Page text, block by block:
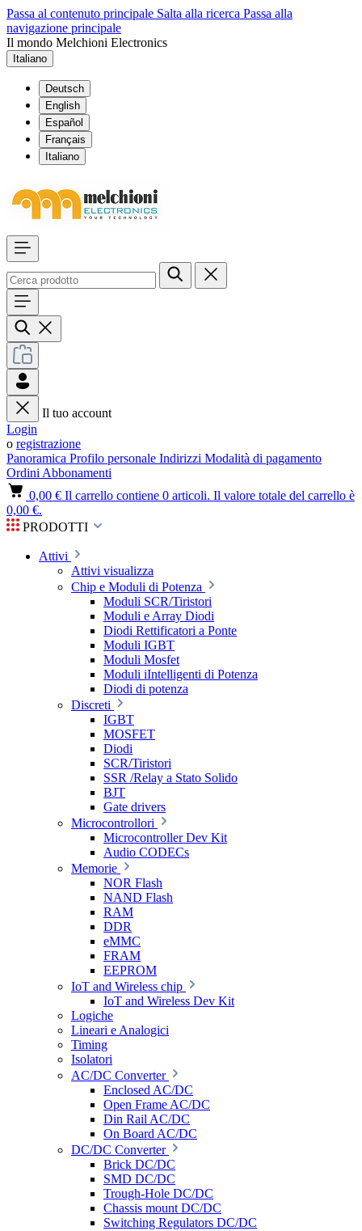
Passa al contenuto principale Salta alla ricerca Passa alla
navigazione principale
Il mondo Melchioni Electronics
Italiano
Deutsch
English
Español
Français
Italiano
Il tuo account
Login
o registrazione
Panoramica Profilo personale Indirizzi Modalità di pagamento
Ordini Abbonamenti
0,00 € Il carrello contiene 0 articoli. Il valore totale del carrello è
0,00 €.
PRODOTTI
Attivi
Attivi visualizza
Chip e Moduli di Potenza
Moduli SCR/Tiristori
Moduli e Array Diodi
Diodi Rettificatori a Ponte
Moduli IGBT
Moduli Mosfet
Moduli iIntelligenti di Potenza
Diodi di potenza
Discreti
IGBT
MOSFET
Diodi
SCR/Tiristori
SSR /Relay a Stato Solido
BJT
Gate drivers
Microcontrollori
Microcontroller Dev Kit
Audio CODECs
Memorie
NOR Flash
NAND Flash
RAM
DDR
eMMC
FRAM
EEPROM
IoT and Wireless chip
IoT and Wireless Dev Kit
Logiche
Lineari e Analogici
Timing
Isolatori
AC/DC Converter
Enclosed AC/DC
Open Frame AC/DC
Din Rail AC/DC
On Board AC/DC
DC/DC Converter
Brick DC/DC
SMD DC/DC
Trough-Hole DC/DC
Chassis mount DC/DC
Switching Regulators DC/DC